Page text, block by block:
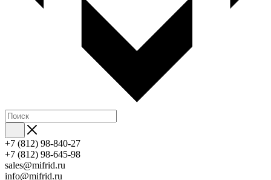
+7 (812) 98-840-27
+7 (812) 98-645-98
sales@mifrid.ru
info@mifrid.ru